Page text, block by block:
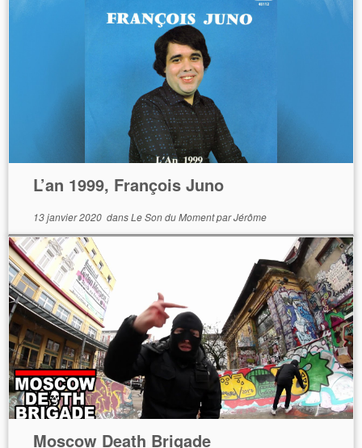
L’an 1999, François Juno
13 janvier 2020dansLe Son du MomentparJérôme
Moscow Death Brigade